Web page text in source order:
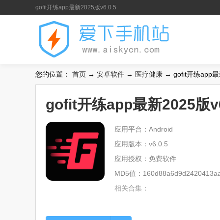
gofit开练app最新2025版v6.0.5
您的位置： 首页 → 安卓软件 → 医疗健康 → gofit开练app
gofit开练app最新2025版
应用平台：Android
应用版本：v6.0.5
应用授权：免费软件
MD5值：
相关合集：